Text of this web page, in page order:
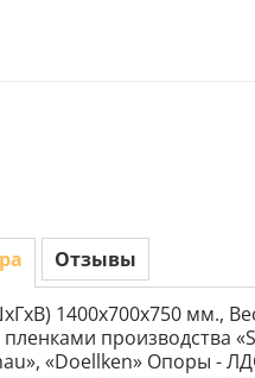
Отзывы
1400х700х750 мм.,
производства
«Doellken» Опоры -